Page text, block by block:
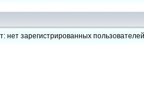
нет зарегистрированных пользователей